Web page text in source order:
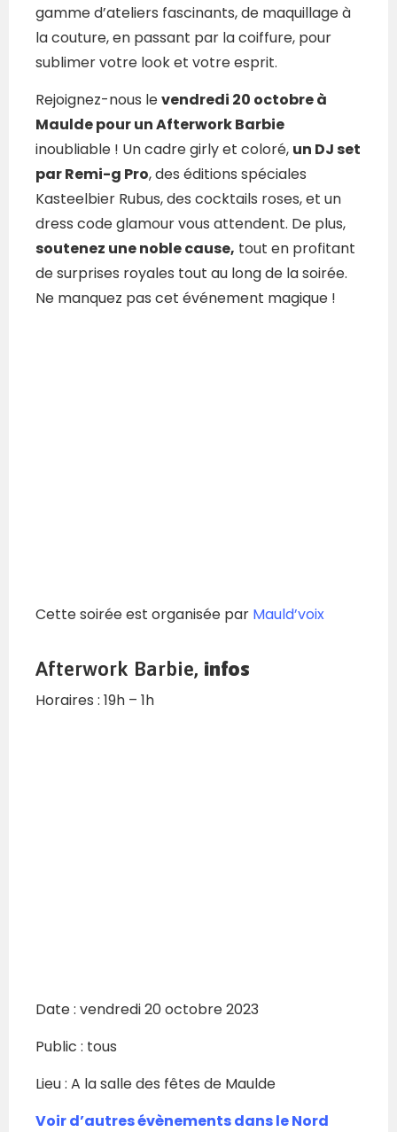
gamme d’ateliers fascinants, de maquillage à
la couture, en passant par la coiffure, pour
sublimer votre look et votre esprit.
Rejoignez-nous levendredi 20 octobre à
Maulde pour un Afterwork Barbie
inoubliable ! Un cadre girly et coloré, un DJ set
par Remi-g Pro, des éditions spéciales
Kasteelbier Rubus, des cocktails roses, et un
dress code glamour vous attendent. De plus,
soutenez une noble cause, tout en profitant
de surprises royales tout au long de la soirée.
Ne manquez pas cet événement magique !
Cette soirée est organisée par Mauld’voix
Afterwork Barbie, infos
Horaires : 19h – 1h
Date : vendredi 20 octobre 2023
Public : tous
Lieu : A la salle des fêtes de Maulde
Voir d’autres évènements dans le Nord